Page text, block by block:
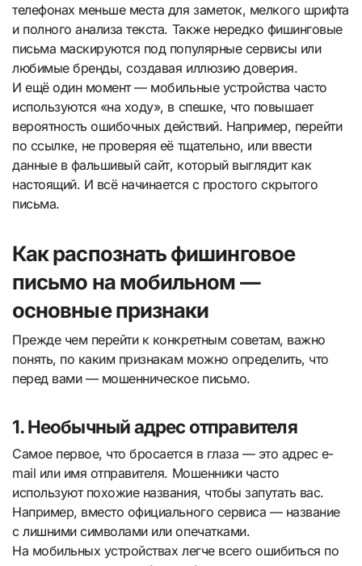
телефонах меньше места для заметок, мелкого шрифта
и полного анализа текста. Также нередко фишинговые
письма маскируются под популярные сервисы или
любимые бренды, создавая иллюзию доверия.
И ещё один момент — мобильные устройства часто
используются «на ходу», в спешке, что повышает
вероятность ошибочных действий. Например, перейти
по ссылке, не проверяя её тщательно, или ввести
данные в фальшивый сайт, который выглядит как
настоящий. И всё начинается с простого скрытого
письма.
Как распознать фишинговое
письмо на мобильном —
основные признаки
Прежде чем перейти к конкретным советам, важно
понять, по каким признакам можно определить, что
перед вами — мошенническое письмо.
1. Необычный адрес отправителя
Самое первое, что бросается в глаза — это адрес e-
mail или имя отправителя. Мошенники часто
используют похожие названия, чтобы запутать вас.
Например, вместо официального сервиса — название
с лишними символами или опечатками.
На мобильных устройствах легче всего ошибиться по